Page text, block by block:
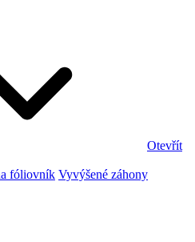
Otevřít
fóliovník Vyvýšené záhony